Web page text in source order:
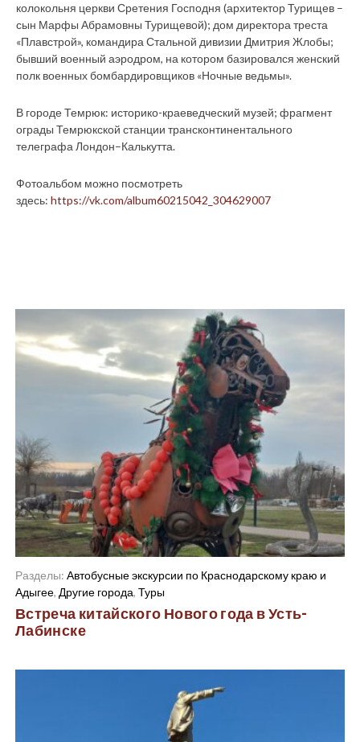
колокольня церкви Сретения Господня (архитектор Турищев –
сын Марфы Абрамовны Турищевой); дом директора треста
«Плавстрой», командира Стальной дивизии Дмитрия Жлобы;
бывший военный аэродром, на котором базировался женский
полк военных бомбардировщиков «Ночные ведьмы».
В городе Темрюк: историко-краеведческий музей; фрагмент
ограды Темрюкской станции трансконтинентального
телеграфа Лондон–Калькутта.
Фотоальбом можно посмотреть
здесь: https://vk.com/album60215042_304629007
Разделы: Автобусные экскурсии по Краснодарскому краю и
Адыгее, Другие города, Туры
Встреча китайского Нового года в Усть-
Лабинске